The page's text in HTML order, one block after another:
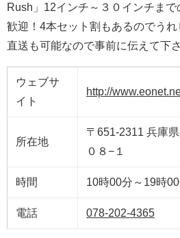
Rush」12インチ～３０インチま
歓迎！4本セット割もあるのでうれ
直送も可能なので事前に伝えて下さ
ウェブサ
イト
http://
所在地
〒651-2311 兵庫
０８−１
時間 10時00分～19時
電話 078-202-4365